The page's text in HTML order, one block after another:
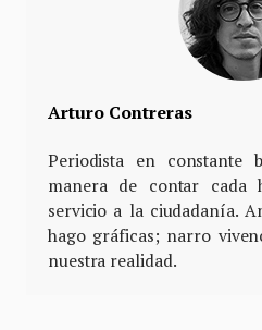
Arturo Contreras
Periodista en constante
manera de contar
servicio a la ciudadanía.
hago gráficas; narro
nuestra realidad.